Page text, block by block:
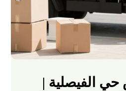
الفيصلية |